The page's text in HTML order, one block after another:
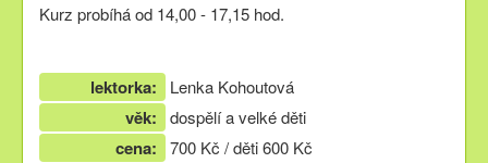
Kurz probíhá od 14,00 - 17,15 hod.
lektorka: Lenka Kohoutová
věk: dospělí a velké děti
cena: 700 Kč / děti 600 Kč